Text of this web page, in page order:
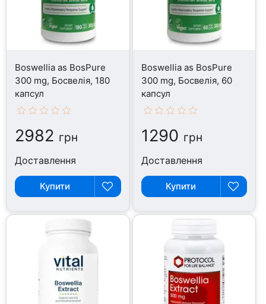
Boswellia as BosPure
300 mg, Босвелія, 180
капсул
2982 грн
Доставлення
Купити
Boswellia as BosPure
300 mg, Босвелія, 60
капсул
1290 грн
Доставлення
Купити